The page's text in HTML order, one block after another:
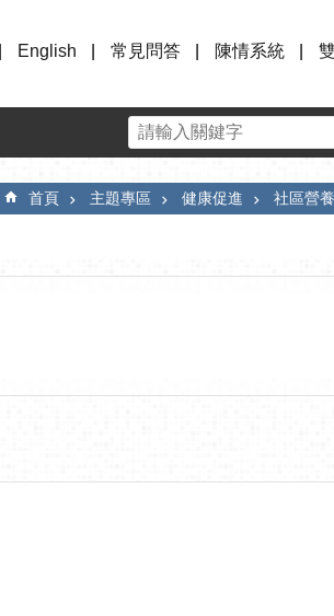
English 常見問答 陳情系統
首頁 主題專區 健康促進 社區營